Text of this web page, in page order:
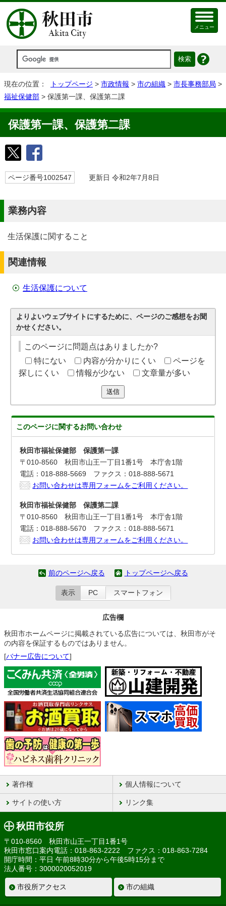
メニュー
現在の位置： トップページ > 市政情報 > 市の組織 > 市長事務部局 >
福祉保健部 > 保護第一課、保護第二課
保護第一課、保護第二課
ページ番号1002547 更新日 令和2年7月8日
業務内容
生活保護に関すること
関連情報
生活保護について
よりよいウェブサイトにするために、ページのご感想をお聞
かせください。
このページに問題点はありましたか?
特にない
内容が分かりにくい
ページを
探しにくい
情報が少ない 文章量が多い
送信
このページに関するお問い合わせ
秋田市福祉保健部 保護第一課
〒010-8560 秋田市山王一丁目1番1号 本庁舎1階
電話：018-888-5669 ファクス：018-888-5671
お問い合わせは専用フォームをご利用ください。
秋田市福祉保健部 保護第二課
〒010-8560 秋田市山王一丁目1番1号 本庁舎1階
電話：018-888-5670 ファクス：018-888-5671
お問い合わせは専用フォームをご利用ください。
前のページへ戻る トップページへ戻る
表示 PC スマートフォン
広告欄
秋田市ホームページに掲載されている広告については、秋田市がそ
の内容を保証するものではありません。
[バナー広告について]
著作権 個人情報について
サイトの使い方 リンク集
秋田市役所
〒010-8560 秋田市山王一丁目1番1号
秋田市窓口案内電話：018-863-2222 ファクス：018-863-7284
開庁時間：平日 午前8時30分から午後5時15分まで
法人番号：3000020052019
市役所アクセス 市の組織